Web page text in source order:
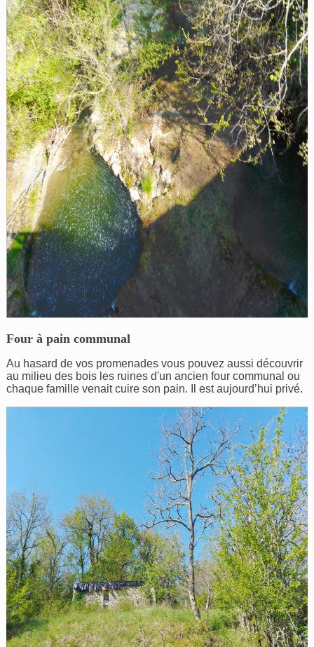
Four à pain communal
Au hasard de vos promenades vous pouvez aussi découvrir
au milieu des bois les ruines d'un ancien four communal ou
chaque famille venait cuire son pain. Il est aujourd’hui privé.